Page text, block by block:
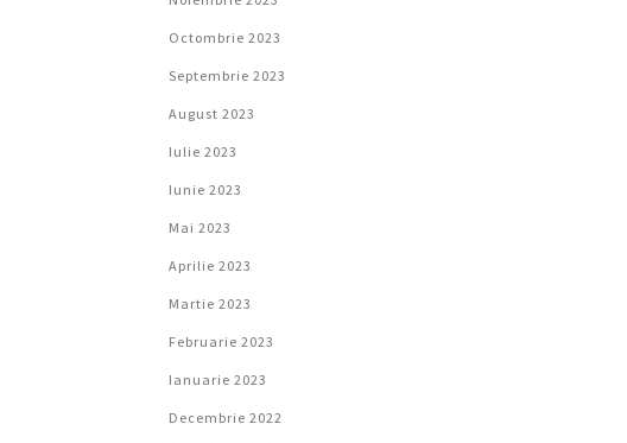
Octombrie 2023
Septembrie 2023
August 2023
Iulie 2023
Iunie 2023
Mai 2023
Aprilie 2023
Martie 2023
Februarie 2023
Ianuarie 2023
Decembrie 2022